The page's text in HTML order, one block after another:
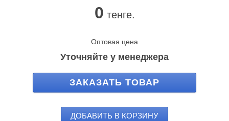
0 тенге.
Оптовая цена
Уточняйте у менеджера
ЗАКАЗАТЬ ТОВАР
ДОБАВИТЬ В КОРЗИНУ